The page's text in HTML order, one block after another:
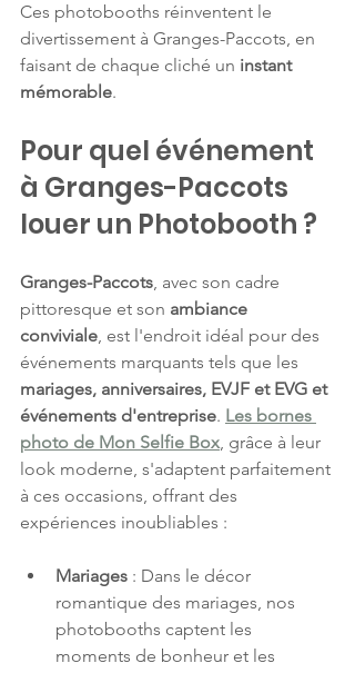
Ces photobooths réinventent le
divertissement à Granges-Paccots, en
faisant de chaque cliché un instant
mémorable.
Pour quel événement
à Granges-Paccots
louer un Photobooth ?
Granges-Paccots, avec son cadre
pittoresque et son ambiance
conviviale, est l'endroit idéal pour des
événements marquants tels que les
mariages, anniversaires, EVJF et EVG et
événements d'entreprise. Les bornes
photo de Mon Selfie Box, grâce à leur
look moderne, s'adaptent parfaitement
à ces occasions, offrant des
expériences inoubliables :
Mariages : Dans le décor
romantique des mariages, nos
photobooths captent les
moments de bonheur et les